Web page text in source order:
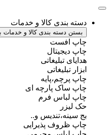
کالا و خدمات
بندی کالا و خدمات باز کردن دسته
پارچه ای
فرم
و..
پذیرایی